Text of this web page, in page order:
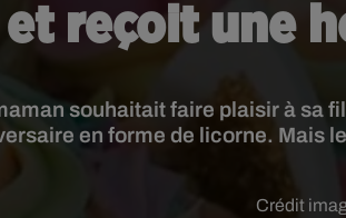
et reçoit une
souhaitait faire plaisir à sa
en forme de licorne. Mais
Crédit